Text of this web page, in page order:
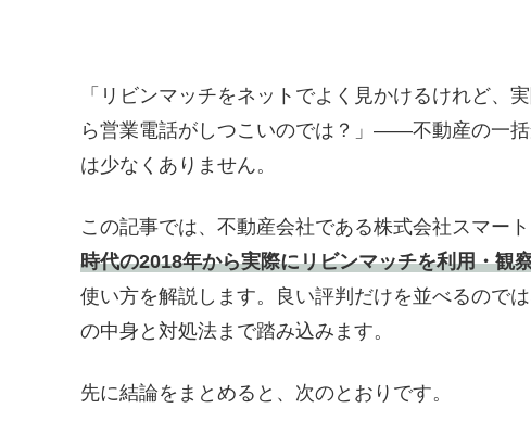
「リビンマッチをネットでよく見かけるけれど、
ら営業電話がしつこいのでは？」——不動産の一
は少なくありません。
この記事では、不動産会社である株式会社スマー
時代の2018年から実際にリビンマッチを利用・観
使い方を解説します。良い評判だけを並べるので
の中身と対処法まで踏み込みます。
先に結論をまとめると、次のとおりです。